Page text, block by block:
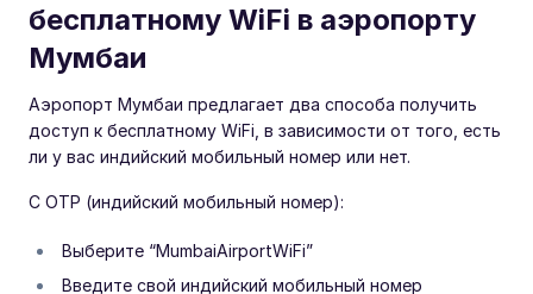
бесплатному WiFi в аэропорту
Мумбаи
Аэропорт Мумбаи предлагает два способа получить
доступ к бесплатному WiFi, в зависимости от того, есть
ли у вас индийский мобильный номер или нет.
С OTP (индийский мобильный номер):
Выберите “MumbaiAirportWiFi”
Введите свой индийский мобильный номер